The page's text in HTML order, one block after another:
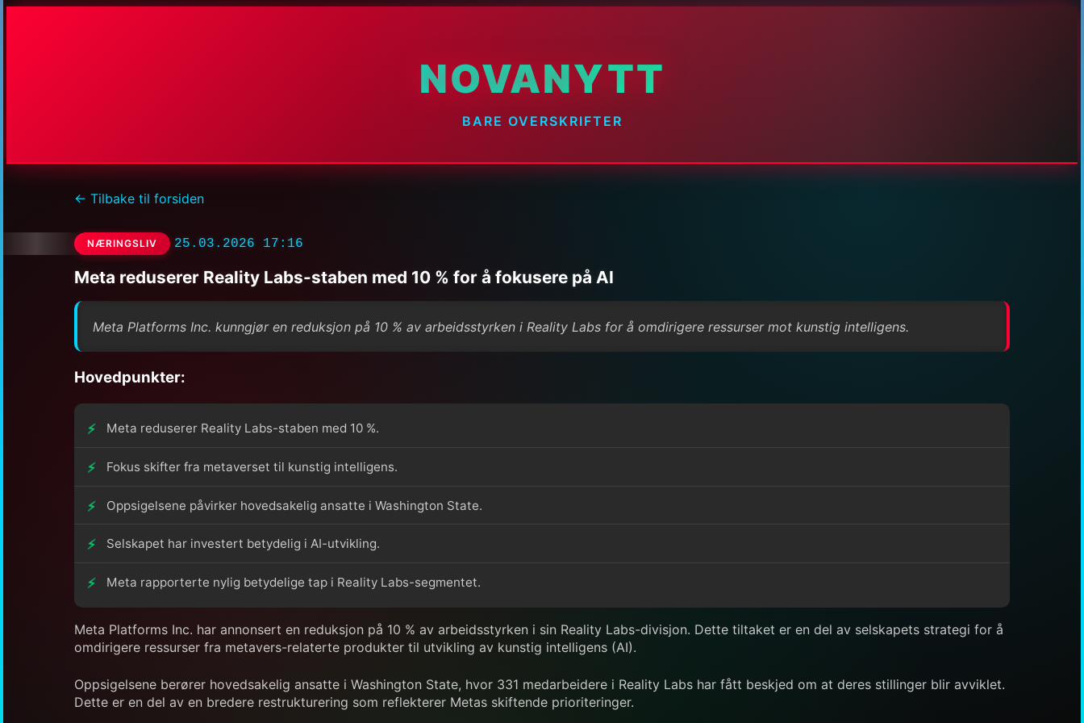
NOVANYTT
BARE OVERSKRIFTER
← Tilbake til forsiden
NÆRINGSLIV 25.03.2026 17:16
Meta reduserer Reality Labs-staben med 10 % for å fokusere på AI
Meta Platforms Inc. kunngjør en reduksjon på 10 % av arbeidsstyrken i Reality Labs for å omdirigere ressurser mot kunstig intelligens.
Hovedpunkter:
Meta reduserer Reality Labs-staben med 10 %.
Fokus skifter fra metaverset til kunstig intelligens.
Oppsigelsene påvirker hovedsakelig ansatte i Washington State.
Selskapet har investert betydelig i AI-utvikling.
Meta rapporterte nylig betydelige tap i Reality Labs-segmentet.
Meta Platforms Inc. har annonsert en reduksjon på 10 % av arbeidsstyrken i sin Reality Labs-divisjon. Dette tiltaket er en del av selskapets strategi for å
omdirigere ressurser fra metavers-relaterte produkter til utvikling av kunstig intelligens (AI).
Oppsigelsene berører hovedsakelig ansatte i Washington State, hvor 331 medarbeidere i Reality Labs har fått beskjed om at deres stillinger blir avviklet.
Dette er en del av en bredere restrukturering som reflekterer Metas skiftende prioriteringer.